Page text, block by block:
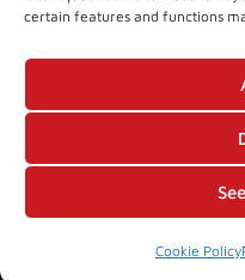
certain features and functions
Cookie Policy